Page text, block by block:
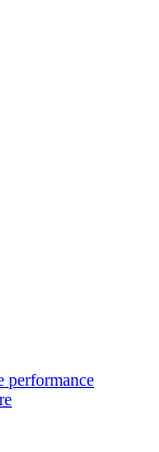
performance